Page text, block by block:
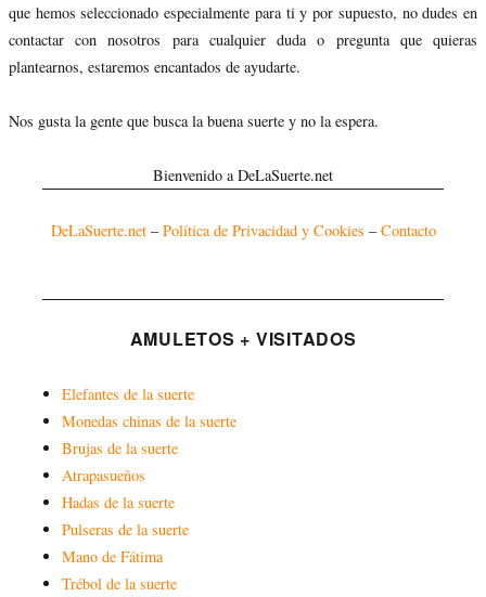
que hemos seleccionado especialmente para ti y por supuesto, no dudes en
contactar con nosotros para cualquier duda o pregunta que quieras
plantearnos, estaremos encantados de ayudarte.
Nos gusta la gente que busca la buena suerte y no la espera.
Bienvenido a DeLaSuerte.net
DeLaSuerte.net–Política de Privacidad y Cookies –Contacto
AMULETOS + VISITADOS
Elefantes de la suerte
Monedas chinas de la suerte
Brujas de la suerte
Atrapasueños
Hadas de la suerte
Pulseras de la suerte
Mano de Fátima
Trébol de la suerte